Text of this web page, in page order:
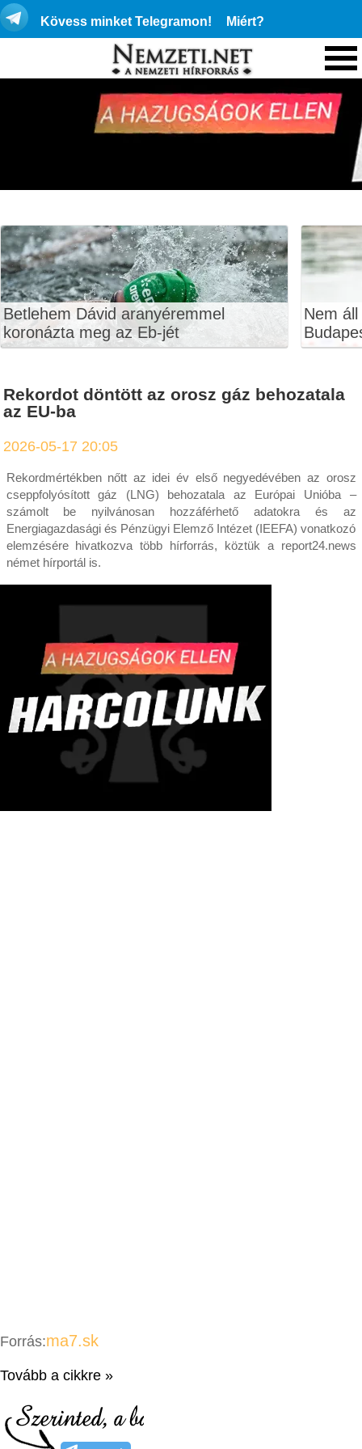
Kövess minket Telegramon! Miért?
Betlehem Dávid aranyéremmel
koronázta meg az Eb-jét
Nem
Rekordot döntött az orosz gáz behozatala
az EU-ba
2026-05-17 20:05
Rekordmértékben nőtt az idei év első negyedévében az orosz
cseppfolyósított gáz (LNG) behozatala az Európai Unióba –
számolt be nyilvánosan hozzáférhető adatokra és az
Energiagazdasági és Pénzügyi Elemző Intézet (IEEFA) vonatkozó
elemzésére hivatkozva több hírforrás, köztük a report24.news
német hírportál is.
Forrás:ma7.sk
Tovább a cikkre »